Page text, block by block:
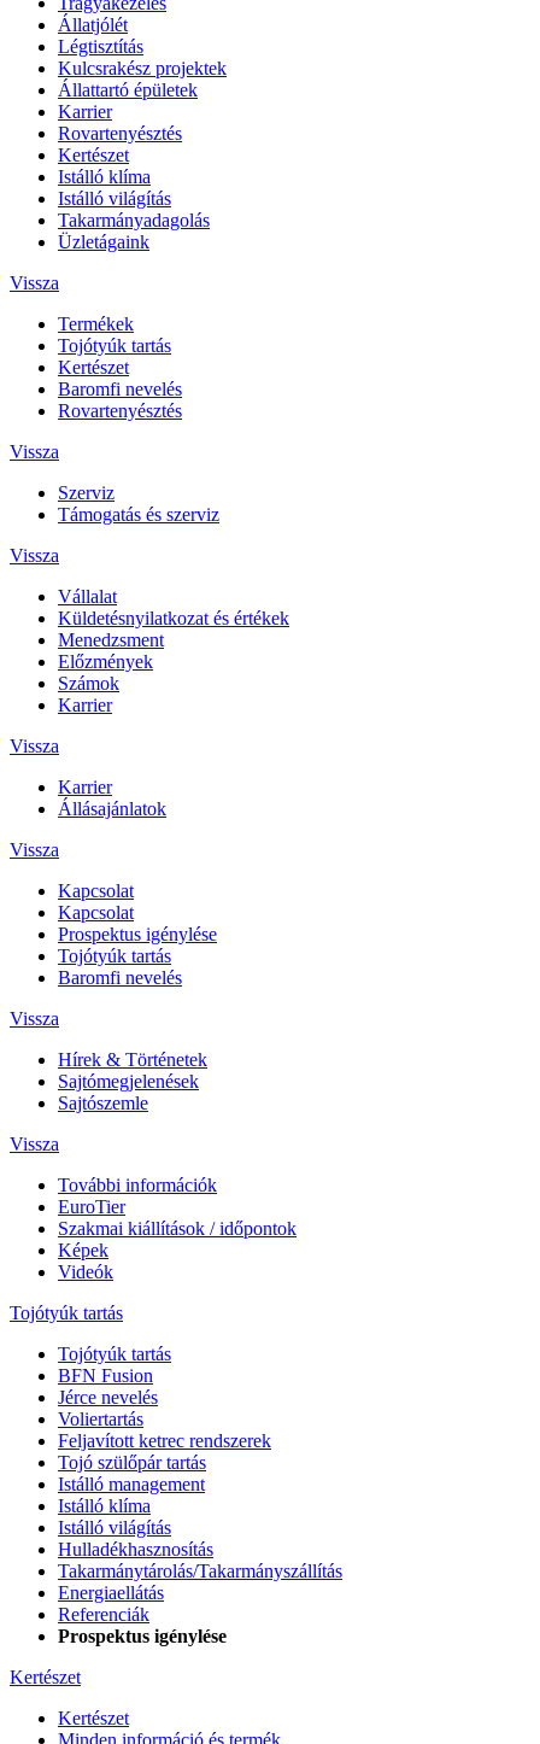
Állatjólét
Légtisztítás
Kulcsrakész projektek
Állattartó épületek
Karrier
Rovartenyésztés
Kertészet
Istálló klíma
Istálló világítás
Takarmányadagolás
Üzletágaink
Vissza
Termékek
Tojótyúk tartás
Kertészet
Baromfi nevelés
Rovartenyésztés
Vissza
Szerviz
Támogatás és szerviz
Vissza
Vállalat
Küldetésnyilatkozat és értékek
Menedzsment
Előzmények
Számok
Karrier
Vissza
Karrier
Állásajánlatok
Vissza
Kapcsolat
Kapcsolat
Prospektus igénylése
Tojótyúk tartás
Baromfi nevelés
Vissza
Hírek & Történetek
Sajtómegjelenések
Sajtószemle
Vissza
További információk
EuroTier
Szakmai kiállítások / időpontok
Képek
Videók
Tojótyúk tartás
Tojótyúk tartás
BFN Fusion
Jérce nevelés
Voliertartás
Feljavított ketrec rendszerek
Tojó szülőpár tartás
Istálló management
Istálló klíma
Istálló világítás
Hulladékhasznosítás
Takarmánytárolás/Takarmányszállítás
Energiaellátás
Referenciák
Prospektus igénylése
Kertészet
Kertészet
Minden információ és termék